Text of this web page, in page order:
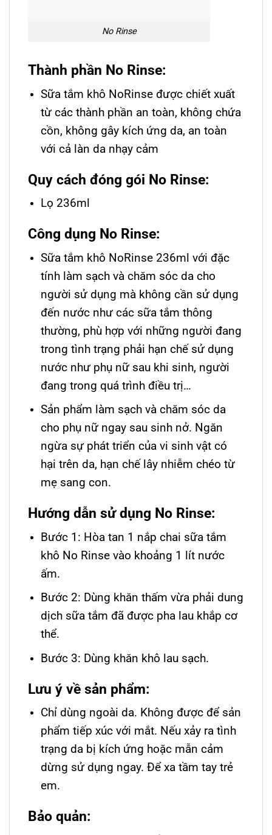
No Rinse
Thành phần No Rinse:
Sữa tắm khô NoRinse được chiết xuất
từ các thành phần an toàn, không chứa
cồn, không gây kích ứng da, an toàn
với cả làn da nhạy cảm
Quy cách đóng gói No Rinse:
Lọ 236ml
Công dụng No Rinse:
Sữa tắm khô NoRinse 236ml với đặc
tính làm sạch và chăm sóc da cho
người sử dụng mà không cần sử dụng
đến nước như các sữa tắm thông
thường, phù hợp với những người đang
trong tình trạng phải hạn chế sử dụng
nước như phụ nữ sau khi sinh, người
đang trong quá trình điều trị…
Sản phẩm làm sạch và chăm sóc da
cho phụ nữ ngay sau sinh nở. Ngăn
ngừa sự phát triển của vi sinh vật có
hại trên da, hạn chế lây nhiễm chéo từ
mẹ sang con.
Hướng dẫn sử dụng No Rinse:
Bước 1: Hòa tan 1 nắp chai sữa tắm
khô No Rinse vào khoảng 1 lít nước
ấm.
Bước 2: Dùng khăn thấm vừa phải dung
dịch sữa tắm đã được pha lau khắp cơ
thể.
Bước 3: Dùng khăn khô lau sạch.
Lưu ý về sản phẩm:
Chỉ dùng ngoài da. Không được để sản
phẩm tiếp xúc với mắt. Nếu xảy ra tình
trạng da bị kích ứng hoặc mẫn cảm
dừng sử dụng ngay. Để xa tầm tay trẻ
em.
Bảo quản: